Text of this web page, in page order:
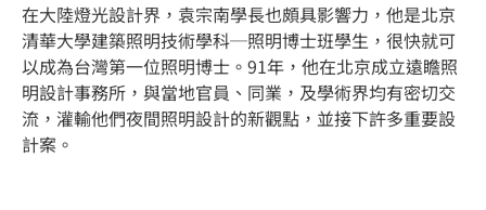
在大陸燈光設計界，袁宗南學長也頗具影響力，他是北京
清華大學建築照明技術學科─照明博士班學生，很快就可
以成為台灣第一位照明博士。91年，他在北京成立遠瞻照
明設計事務所，與當地官員、同業，及學術界均有密切交
流，灌輸他們夜間照明設計的新觀點，並接下許多重要設
計案。